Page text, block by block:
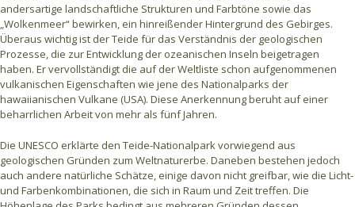
andersartige landschaftliche Strukturen und Farbtöne sowie das
„Wolkenmeer“ bewirken, ein hinreißender Hintergrund des Gebirges.
Überaus wichtig ist der Teide für das Verständnis der geologischen
Prozesse, die zur Entwicklung der ozeanischen Inseln beigetragen
haben. Er vervollständigt die auf der Weltliste schon aufgenommenen
vulkanischen Eigenschaften wie jene des Nationalparks der
hawaiianischen Vulkane (USA). Diese Anerkennung beruht auf einer
beharrlichen Arbeit von mehr als fünf Jahren.
Die UNESCO erklärte den Teide-Nationalpark vorwiegend aus
geologischen Gründen zum Weltnaturerbe. Daneben bestehen jedoch
auch andere natürliche Schätze, einige davon nicht greifbar, wie die Licht-
und Farbenkombinationen, die sich in Raum und Zeit treffen. Die